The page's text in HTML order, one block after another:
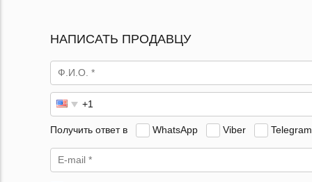
НАПИСАТЬ ПРОДАВЦУ
Получить ответ в WhatsApp Viber Telegram